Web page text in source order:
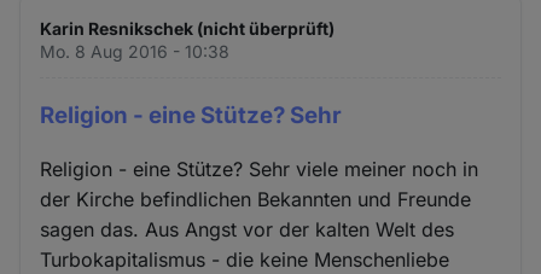
Karin Resnikschek (nicht überprüft)
Mo. 8 Aug 2016 - 10:38
Religion - eine Stütze? Sehr
Religion - eine Stütze? Sehr viele meiner noch in
der Kirche befindlichen Bekannten und Freunde
sagen das. Aus Angst vor der kalten Welt des
Turbokapitalismus - die keine Menschenliebe